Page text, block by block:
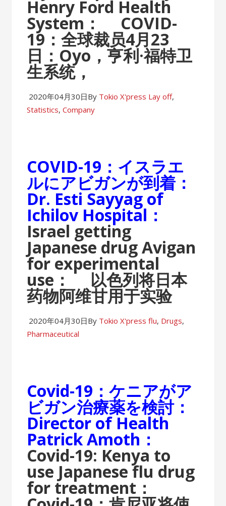
Henry Ford Health
System： COVID-
19：全球裁员4月23
日：Oyo，亨利·福特卫
生系统，
2020年04月30日By Tokio X'press Lay off,
Statistics,Company
COVID-19：イスラエ
ルにアビガンが到着：
Dr. Esti Sayyag of
Ichilov Hospital：
Israel getting
Japanese drug Avigan
for experimental
use： 以色列将日本
药物阿维甘用于实验
2020年04月30日By Tokio X'press flu, Drugs,
Pharmaceutical
Covid-19：ケニアがア
ビガン治療薬を検討：
Director of Health
Patrick Amoth：
Covid-19: Kenya to
use Japanese flu drug
for treatment：